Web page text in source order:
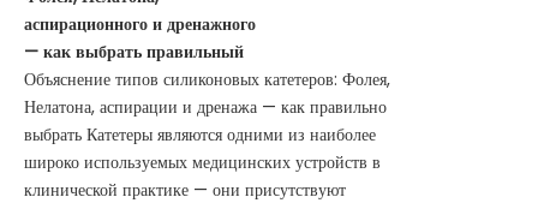
аспирационного и дренажного
— как выбрать правильный
Объяснение типов силиконовых катетеров: Фолея,
Нелатона, аспирации и дренажа — как правильно
выбрать Катетеры являются одними из наиболее
широко используемых медицинских устройств в
клинической практике — они присутствуют